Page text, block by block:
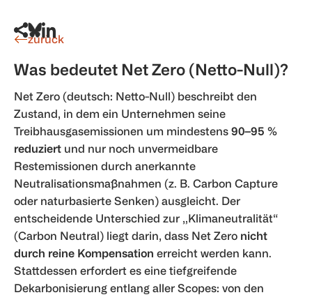
zurück
Was bedeutet Net Zero (Netto-Null)?
Net Zero (deutsch: Netto-Null) beschreibt den
Zustand, in dem ein Unternehmen seine
Treibhausgasemissionen um mindestens 90–95 %
reduziert und nur noch unvermeidbare
Restemissionen durch anerkannte
Neutralisationsmaßnahmen (z. B. Carbon Capture
oder naturbasierte Senken) ausgleicht. Der
entscheidende Unterschied zur „Klimaneutralität“
(Carbon Neutral) liegt darin, dass Net Zero nicht
durch reine Kompensation erreicht werden kann.
Stattdessen erfordert es eine tiefgreifende
Dekarbonisierung entlang aller Scopes: von den